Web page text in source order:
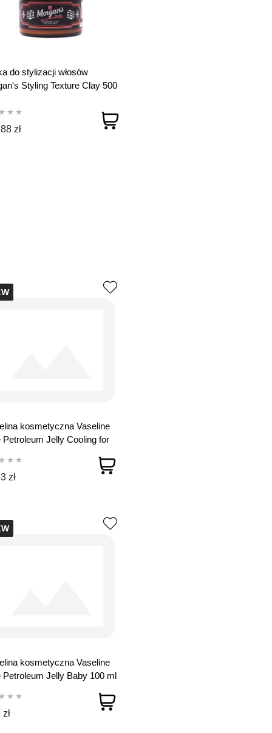
do stylizacji włosów
Styling Texture Clay 500
zł
kosmetyczna Vaseline
Petroleum Jelly Cooling for
zł
kosmetyczna Vaseline
Petroleum Jelly Baby 100 ml